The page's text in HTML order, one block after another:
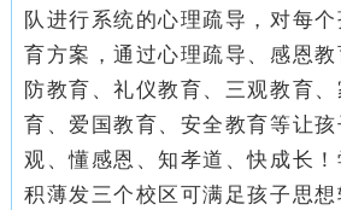
队进行系统的心理疏导，对每
育方案，通过心理疏导、感恩
防教育、礼仪教育、三观教育
育、爱国教育、安全教育等让
观、懂感恩、知孝道、快成长
积薄发三个校区可满足孩子思想